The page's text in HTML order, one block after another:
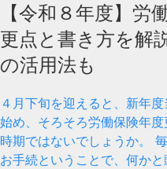
【令和８年度】労
更点と書き方を解
の活用法も
４月下旬を迎えると、新年
始め、そろそろ労働保険年
時期ではないでしょうか。
お手続ということで、何か